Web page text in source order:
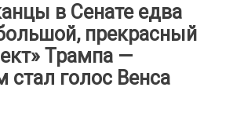
в Сенате едва
прекрасный
Трампа —
голос Венса